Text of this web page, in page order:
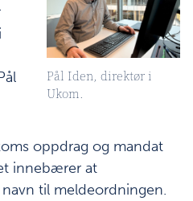
Pål Iden, direktør i
Ukom.
oppdrag og mandat
innebærer at
til meldeordningen.